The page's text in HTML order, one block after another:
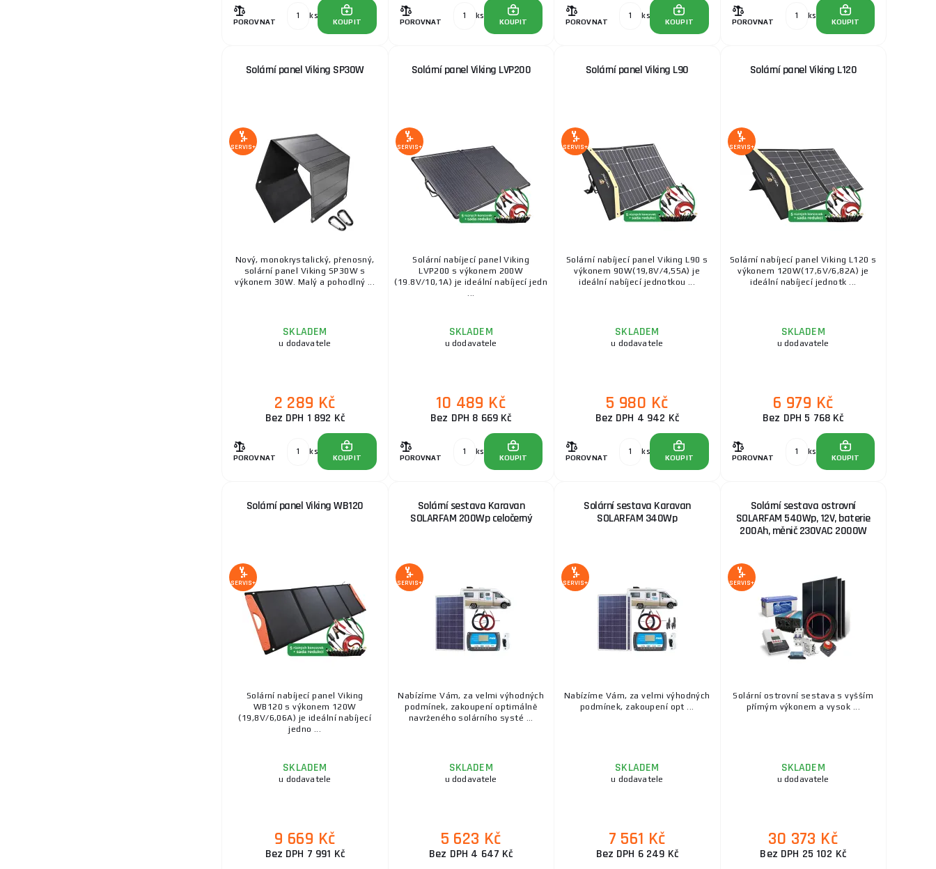
POROVNAT
ks
KOUPIT POROVNAT
ks
KOUPIT POROVNAT
ks
KOUPIT POROVNAT
ks
KOUPIT
Solární panel Viking SP30W
SERVIS+
Nový, monokrystalický, přenosný,
solární panel Viking SP30W s
výkonem 30W. Malý a pohodlný ...
SKLADEM
u dodavatele
2 289 Kč
Bez DPH 1 892 Kč
POROVNAT
ks
KOUPIT
Solární panel Viking LVP200
SERVIS+
Solární nabíjecí panel Viking
LVP200 s výkonem 200W
(19.8V/10,1A) je ideální nabíjecí jedn
...
SKLADEM
u dodavatele
10 489 Kč
Bez DPH 8 669 Kč
POROVNAT
ks
KOUPIT
Solární panel Viking L90
SERVIS+
Solární nabíjecí panel Viking L90 s
výkonem 90W(19,8V/4,55A) je
ideální nabíjecí jednotkou ...
SKLADEM
u dodavatele
5 980 Kč
Bez DPH 4 942 Kč
POROVNAT
ks
KOUPIT
Solární panel Viking L120
SERVIS+
Solární nabíjecí panel Viking L120 s
výkonem 120W(17,6V/6,82A) je
ideální nabíjecí jednotk ...
SKLADEM
u dodavatele
6 979 Kč
Bez DPH 5 768 Kč
POROVNAT
ks
KOUPIT
Solární panel Viking WB120
SERVIS+
Solární nabíjecí panel Viking
WB120 s výkonem 120W
(19,8V/6,06A) je ideální nabíjecí
jedno ...
SKLADEM
u dodavatele
9 669 Kč
Bez DPH 7 991 Kč
Solární sestava Karavan
SOLARFAM 200Wp celočerný
SERVIS+
Nabízíme Vám, za velmi výhodných
podmínek, zakoupení optimálně
navrženého solárního systé ...
SKLADEM
u dodavatele
5 623 Kč
Bez DPH 4 647 Kč
Solární sestava Karavan
SOLARFAM 340Wp
SERVIS+
Nabízíme Vám, za velmi výhodných
podmínek, zakoupení opt ...
SKLADEM
u dodavatele
7 561 Kč
Bez DPH 6 249 Kč
Solární sestava ostrovní
SOLARFAM 540Wp, 12V, baterie
200Ah, měnič 230VAC 2000W
SERVIS+
Solární ostrovní sestava s vyšším
přímým výkonem a vysok ...
SKLADEM
u dodavatele
30 373 Kč
Bez DPH 25 102 Kč